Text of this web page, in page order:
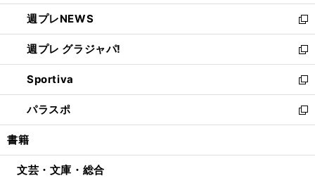
開
く
ウ
で
開
く
ン
ド
ウ
で
開
く
し
い
ウ
ィ
ン
ド
ウ
で
開
週プレNEWS
新
し
い
ウ
ィ
ン
ド
ウ
開
週プレ グラジャパ!
新
し
い
ウ
ィ
ン
ウ
Sportiva
新
し
い
ウ
ン
パラスポ
新
し
ウ
書籍
文芸・文庫・総合